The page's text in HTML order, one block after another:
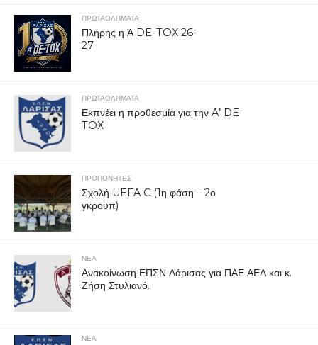
ΠΡΩΤΑΘΛΉΜΑΤΑ
Πλήρης η Ά DE-TOX 26-
27
ΠΡΩΤΑΘΛΉΜΑΤΑ
Εκπνέει η προθεσμία για την A’ DE-
TOX
ΠΡΟΠΟΝΗΤΈΣ
Σχολή UEFA C (1η φάση – 2ο
γκρουπ)
ΝΕΑ
Ανακοίνωση ΕΠΣΝ Λάρισας για ΠΑΕ ΑΕΛ και κ.
Ζήση Στυλιανό.
ΝΕΑ